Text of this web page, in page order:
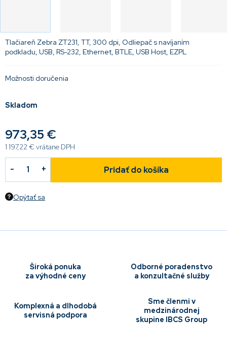
973,35 €
1 197,22 € vrátane DPH
Skladom
Možnosti doručenia
Pridať do košíka
Tlačiareň Zebra ZT231, TT, 300 dpi, Odliepač s navíjaním
podkladu, USB, RS-232, Ethernet, BTLE, USB Host, EZPL
Opýtať sa
Široká ponuka
za výhodné ceny
Odborné poradenstvo
a konzultačné služby
Komplexná a dlhodobá
servisná podpora
Sme členmi v
medzinárodnej
skupine IBCS Group